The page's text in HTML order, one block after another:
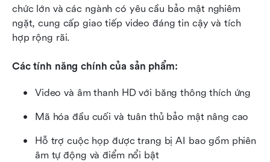
chức lớn và các ngành có yêu cầu bảo mật nghiêm
ngặt, cung cấp giao tiếp video đáng tin cậy và tích
hợp rộng rãi.
Các tính năng chính của sản phẩm:
Video và âm thanh HD với băng thông thích ứng
Mã hóa đầu cuối và tuân thủ bảo mật nâng cao
Hỗ trợ cuộc họp được trang bị AI bao gồm phiên
âm tự động và điểm nổi bật